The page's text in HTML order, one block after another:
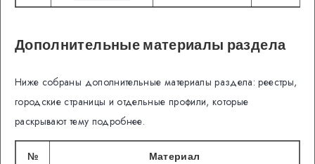
Дополнительные материалы раздела
Ниже собраны дополнительные материалы раздела: реестры,
городские страницы и отдельные профили, которые
раскрывают тему подробнее.
№ Материал